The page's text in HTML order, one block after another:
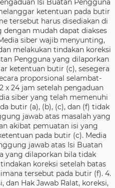
Isi Buatan Pengguna
ketentuan pada butir
tersebut harus disediakan di
dengan mudah dapat diakses
siber wajib menyunting,
melakukan tindakan koreksi
Pengguna yang dilaporkan
ketentuan butir (c), sesegera
proporsional selambat-
x 24 jam setelah pengaduan
siber yang telah memenuhi
butir (a), (b), (c), dan (f) tidak
jawab atas masalah yang
akibat pemuatan isi yang
pada butir (c). Media
jawab atas Isi Buatan
yang dilaporkan bila tidak
koreksi setelah batas
tersebut pada butir (f). 4.
dan Hak Jawab Ralat, koreksi,